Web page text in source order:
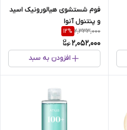
فوم شستشوی هیالورونیک اسید
و پنتنول آنوا
2,333,000
12%
2,052,000
افزودن به سبد